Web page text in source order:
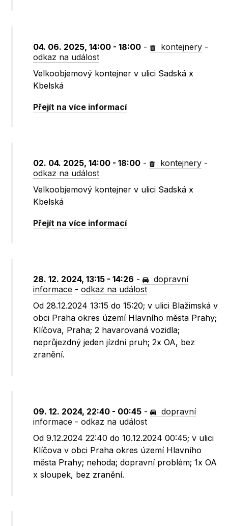
04. 06. 2025, 14:00 - 18:00 - kontejnery -
odkaz na událost
Velkoobjemový kontejner v ulici Sadská x
Kbelská
Přejít na více informací
02. 04. 2025, 14:00 - 18:00 - kontejnery -
odkaz na událost
Velkoobjemový kontejner v ulici Sadská x
Kbelská
Přejít na více informací
28. 12. 2024, 13:15 - 14:26 -
dopravní
informace -odkaz na událost
Od 28.12.2024 13:15 do 15:20; v ulici Blažimská v
obci Praha okres území Hlavního města Prahy;
Klíčova, Praha; 2 havarovaná vozidla;
neprůjezdný jeden jízdní pruh; 2x OA, bez
zranění.
09. 12. 2024, 22:40 - 00:45 -
dopravní
informace -odkaz na událost
Od 9.12.2024 22:40 do 10.12.2024 00:45; v ulici
Klíčova v obci Praha okres území Hlavního
města Prahy; nehoda; dopravní problém; 1x OA
x sloupek, bez zranění.